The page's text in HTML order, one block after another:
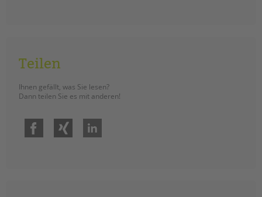
Teilen
Ihnen gefällt, was Sie lesen?
Dann teilen Sie es mit anderen!
Facebook